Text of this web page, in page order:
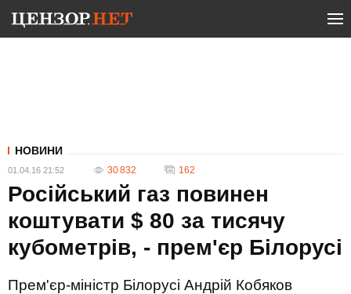
НОВИНИ
01.04.16 21:52 30 832 162
Російський газ повинен
коштувати $ 80 за тисячу
кубометрів, - прем'єр Білорусі
Прем'єр-міністр Білорусі Андрій Кобяков